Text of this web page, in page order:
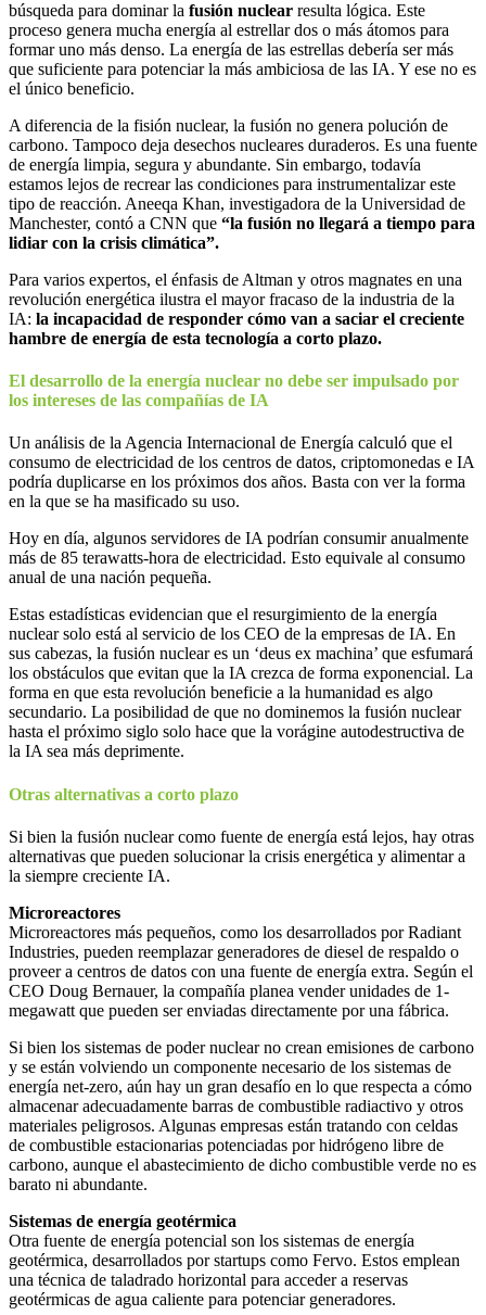
búsqueda para dominar la fusión nuclear resulta lógica. Este
proceso genera mucha energía al estrellar dos o más átomos para
formar uno más denso. La energía de las estrellas debería ser más
que suficiente para potenciar la más ambiciosa de las IA. Y ese no es
el único beneficio.
A diferencia de la fisión nuclear, la fusión no genera polución de
carbono. Tampoco deja desechos nucleares duraderos. Es una fuente
de energía limpia, segura y abundante. Sin embargo, todavía
estamos lejos de recrear las condiciones para instrumentalizar este
tipo de reacción. Aneeqa Khan, investigadora de la Universidad de
Manchester, contó a CNN que “la fusión no llegará a tiempo para
lidiar con la crisis climática”.
Para varios expertos, el énfasis de Altman y otros magnates en una
revolución energética ilustra el mayor fracaso de la industria de la
IA: la incapacidad de responder cómo van a saciar el creciente
hambre de energía de esta tecnología a corto plazo.
El desarrollo de la energía nuclear no debe ser impulsado por
los intereses de las compañías de IA
Un análisis de la Agencia Internacional de Energía calculó que el
consumo de electricidad de los centros de datos, criptomonedas e IA
podría duplicarse en los próximos dos años. Basta con ver la forma
en la que se ha masificado su uso.
Hoy en día, algunos servidores de IA podrían consumir anualmente
más de 85 terawatts-hora de electricidad. Esto equivale al consumo
anual de una nación pequeña.
Estas estadísticas evidencian que el resurgimiento de la energía
nuclear solo está al servicio de los CEO de la empresas de IA. En
sus cabezas, la fusión nuclear es un ‘deus ex machina’ que esfumará
los obstáculos que evitan que la IA crezca de forma exponencial. La
forma en que esta revolución beneficie a la humanidad es algo
secundario. La posibilidad de que no dominemos la fusión nuclear
hasta el próximo siglo solo hace que la vorágine autodestructiva de
la IA sea más deprimente.
Otras alternativas a corto plazo
Si bien la fusión nuclear como fuente de energía está lejos, hay otras
alternativas que pueden solucionar la crisis energética y alimentar a
la siempre creciente IA.
Microreactores
Microreactores más pequeños, como los desarrollados por Radiant
Industries, pueden reemplazar generadores de diesel de respaldo o
proveer a centros de datos con una fuente de energía extra. Según el
CEO Doug Bernauer, la compañía planea vender unidades de 1-
megawatt que pueden ser enviadas directamente por una fábrica.
Si bien los sistemas de poder nuclear no crean emisiones de carbono
y se están volviendo un componente necesario de los sistemas de
energía net-zero, aún hay un gran desafío en lo que respecta a cómo
almacenar adecuadamente barras de combustible radiactivo y otros
materiales peligrosos. Algunas empresas están tratando con celdas
de combustible estacionarias potenciadas por hidrógeno libre de
carbono, aunque el abastecimiento de dicho combustible verde no es
barato ni abundante.
Sistemas de energía geotérmica
Otra fuente de energía potencial son los sistemas de energía
geotérmica, desarrollados por startups como Fervo. Estos emplean
una técnica de taladrado horizontal para acceder a reservas
geotérmicas de agua caliente para potenciar generadores.